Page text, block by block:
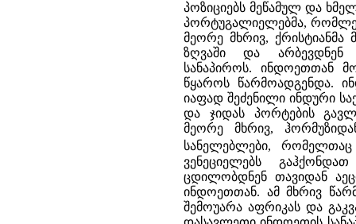
პოზიციებს მეწამულ და
პორტუგალიელებმა,
მეორე მხრივ,
ზღვაში და
სანაპიროს. ინდოეთთან
წყაროს წარმოადგენდა.
იაფად შეძენილი ინდური
და ჯიდას პორტების
მეორე მხრივ,
სანელებლები,
ვენეციელებს
ცდილობდნენ თავიდან
ინდოეთთან. ამ მხრივ
შემოუარა აფრიკას და